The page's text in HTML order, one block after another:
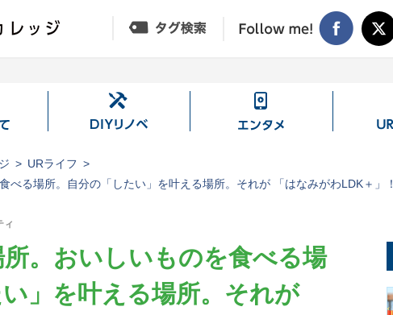
DIY
ベ
エ
メ
URライフ
べる場所。自分の「したい」を叶える場所。それが 「はなみがわLDK＋」！
ィ
。おいしいものを食べる場
」を叶える場所。それが